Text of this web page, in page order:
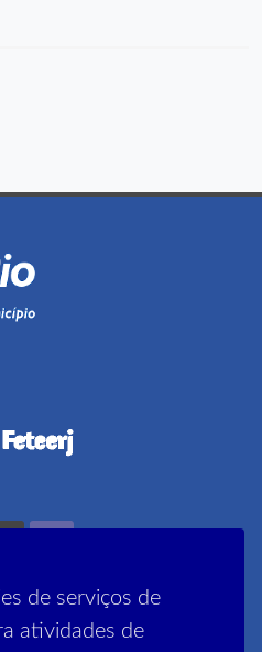
de serviços de
atividades de